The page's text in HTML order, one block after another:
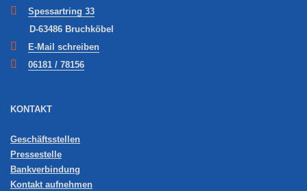
Spessartring 33
D-63486 Bruchköbel
E-Mail schreiben
06181 / 78156
KONTAKT
Geschäftsstellen
Pressestelle
Bankverbindung
Kontakt aufnehmen